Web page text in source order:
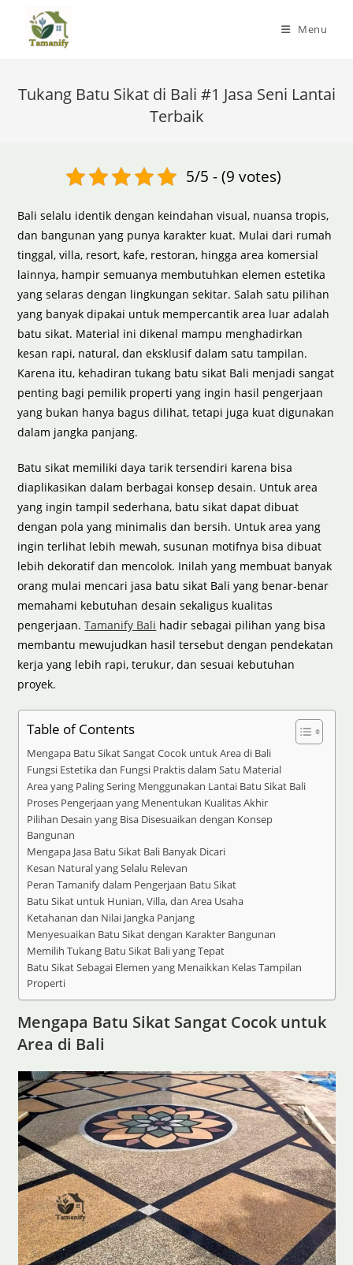
content
Menu
Tukang Batu Sikat di Bali #1 Jasa Seni Lantai
Terbaik
5/5 - (9 votes)
Bali selalu identik dengan keindahan visual, nuansa tropis,
dan bangunan yang punya karakter kuat. Mulai dari rumah
tinggal, villa, resort, kafe, restoran, hingga area komersial
lainnya, hampir semuanya membutuhkan elemen estetika
yang selaras dengan lingkungan sekitar. Salah satu pilihan
yang banyak dipakai untuk mempercantik area luar adalah
batu sikat. Material ini dikenal mampu menghadirkan
kesan rapi, natural, dan eksklusif dalam satu tampilan.
Karena itu, kehadiran tukang batu sikat Bali menjadi sangat
penting bagi pemilik properti yang ingin hasil pengerjaan
yang bukan hanya bagus dilihat, tetapi juga kuat digunakan
dalam jangka panjang.
Batu sikat memiliki daya tarik tersendiri karena bisa
diaplikasikan dalam berbagai konsep desain. Untuk area
yang ingin tampil sederhana, batu sikat dapat dibuat
dengan pola yang minimalis dan bersih. Untuk area yang
ingin terlihat lebih mewah, susunan motifnya bisa dibuat
lebih dekoratif dan mencolok. Inilah yang membuat banyak
orang mulai mencari jasa batu sikat Bali yang benar-benar
memahami kebutuhan desain sekaligus kualitas
pengerjaan.Tamanify Bali hadir sebagai pilihan yang bisa
membantu mewujudkan hasil tersebut dengan pendekatan
kerja yang lebih rapi, terukur, dan sesuai kebutuhan
proyek.
Table of Contents
Mengapa Batu Sikat Sangat Cocok untuk Area di Bali
Fungsi Estetika dan Fungsi Praktis dalam Satu Material
Area yang Paling Sering Menggunakan Lantai Batu Sikat Bali
Proses Pengerjaan yang Menentukan Kualitas Akhir
Pilihan Desain yang Bisa Disesuaikan dengan Konsep
Bangunan
Mengapa Jasa Batu Sikat Bali Banyak Dicari
Kesan Natural yang Selalu Relevan
Peran Tamanify dalam Pengerjaan Batu Sikat
Batu Sikat untuk Hunian, Villa, dan Area Usaha
Ketahanan dan Nilai Jangka Panjang
Menyesuaikan Batu Sikat dengan Karakter Bangunan
Memilih Tukang Batu Sikat Bali yang Tepat
Batu Sikat Sebagai Elemen yang Menaikkan Kelas Tampilan
Properti
Mengapa Batu Sikat Sangat Cocok untuk
Area di Bali